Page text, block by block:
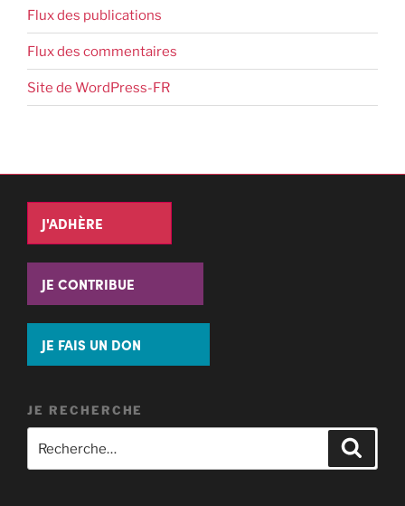
Flux des publications
Flux des commentaires
Site de WordPress-FR
J'ADHÈRE
JE CONTRIBUE
JE FAIS UN DON
JE RECHERCHE